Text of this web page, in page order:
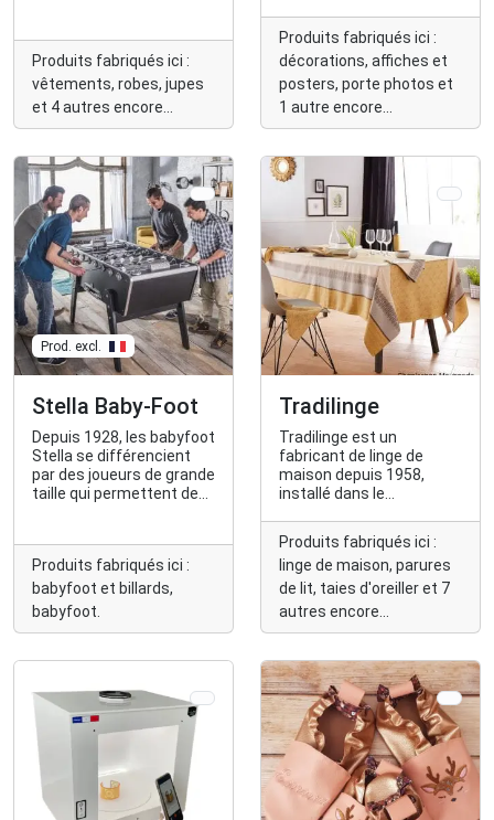
Produits fabriqués ici :
vêtements, robes, jupes
et 4 autres encore...
famille (toises, porte-
manteaux, cadres
photos, affiches,
coussins...)
Produits fabriqués ici :
décorations, affiches et
posters, porte photos et
1 autre encore...
Prod. excl.
Stella Baby-Foot
Depuis 1928, les babyfoot
Stella se différencient
par des joueurs de grande
taille qui permettent de
Produits fabriqués ici :
babyfoot et billards,
babyfoot.
Tradilinge
Tradilinge est un
fabricant de linge de
maison depuis 1958,
installé dans le
Produits fabriqués ici :
linge de maison, parures
de lit, taies d'oreiller et 7
autres encore...